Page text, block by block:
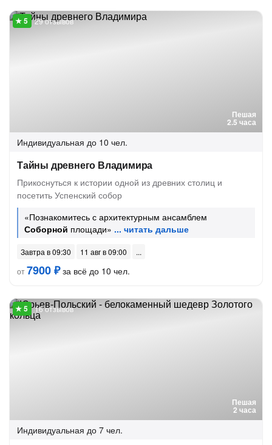
Пешая
2.5 часа
29 отзывов
Индивидуальная до 10 чел.
Тайны древнего Владимира
Прикоснуться к истории одной из древних столиц и
посетить Успенский собор
«Познакомитесь с архитектурным ансамблем
Соборной площади»
Завтра в 09:30
11 авг в 09:00
от7900 ₽за всё до 10 чел.
Пешая
2 часа
16 отзывов
Индивидуальная до 7 чел.